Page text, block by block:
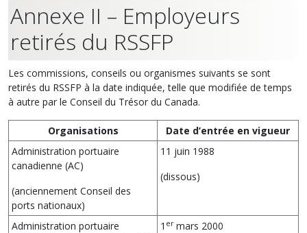
Annexe II – Employeurs
retirés du RSSFP
Les commissions, conseils ou organismes suivants se sont
retirés du RSSFP à la date indiquée, telle que modifiée de temps
à autre par le Conseil du Trésor du Canada.
Organisations
Date d’entrée en vigueur
Administration portuaire
canadienne (AC)
(anciennement Conseil des
ports nationaux)
11 juin 1988
(dissous)
Administration portuaire
1 ermars 2000